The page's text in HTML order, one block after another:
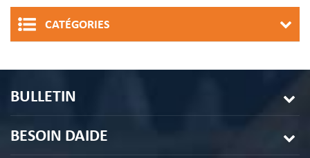
CATÉGORIES
BULLETIN
BESOIN DAIDE